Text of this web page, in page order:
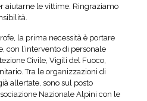
aiutarne le vittime. Ringraziamo
la prima necessità è portare
con l’intervento di personale
Civile, Vigili del Fuoco,
Tra le organizzazioni di
allertate, sono sul posto
Nazionale Alpini con le